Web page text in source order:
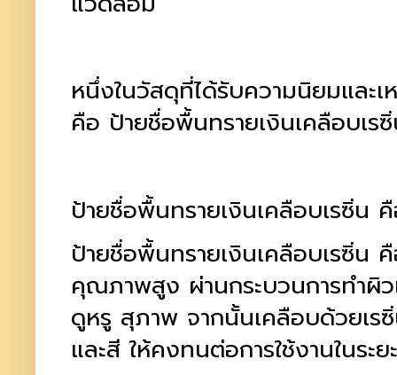
หนึ่งในวัสดุที่ได้รับความนิยมและ
คือ ป้ายชื่อพื้นทรายเงินเคลือบเรซิ่
ป้ายชื่อพื้นทรายเงินเคลือบเรซิ่น คื
ป้ายชื่อพื้นทรายเงินเคลือบเรซิ่น
คุณภาพสูง ผ่านกระบวนการทำผิ
ดูหรู สุภาพ จากนั้นเคลือบด้วยเร
และสี ให้คงทนต่อการใช้งานในระย